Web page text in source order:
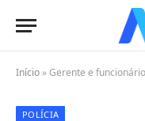
Início »Gerente e funcionários de
POLÍCIA